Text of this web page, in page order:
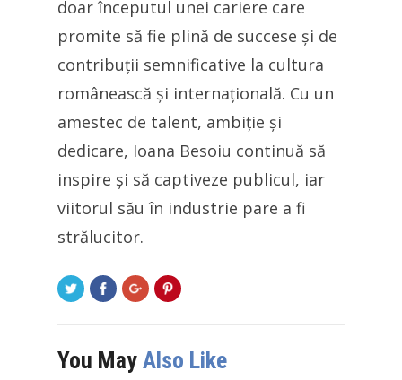
doar începutul unei cariere care
promite să fie plină de succese și de
contribuții semnificative la cultura
românească și internațională. Cu un
amestec de talent, ambiție și
dedicare, Ioana Besoiu continuă să
inspire și să captiveze publicul, iar
viitorul său în industrie pare a fi
strălucitor.
You May Also Like